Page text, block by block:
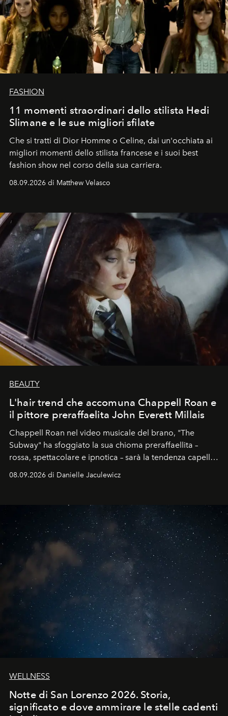
FASHION
11 momenti straordinari dello stilista Hedi
Slimane e le sue migliori sfilate
Che si tratti di Dior Homme o Celine, dai un'occhiata ai
migliori momenti dello stilista francese e i suoi best
fashion show nel corso della sua carriera.
08.09.2026 di Matthew Velasco
BEAUTY
L'hair trend che accomuna Chappell Roan e
il pittore preraffaelita John Everett Millais
Chappell Roan nel video musicale del brano, "The
Subway" ha sfoggiato la sua chioma preraffaellita –
rossa, spettacolare e ipnotica – sarà la tendenza capelli
08.09.2026 di Danielle Jaculewicz
WELLNESS
Notte di San Lorenzo 2026. Storia,
significato e dove ammirare le stelle cadenti